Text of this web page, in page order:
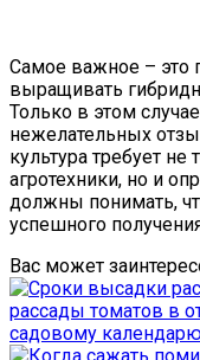
Самое важное – это
выращивать
Только в этом
нежелательных
культура требует не
агротехники, но и
должны понимать,
успешного
Вас может
рассады томатов в
садовому